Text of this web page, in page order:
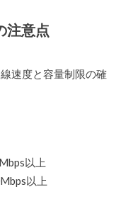
注意点
速度と容量制限の確
以上
以上